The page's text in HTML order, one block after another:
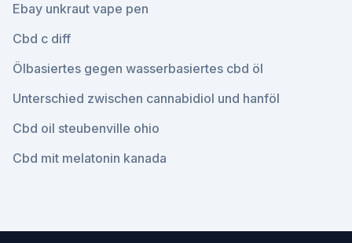
Ebay unkraut vape pen
Cbd c diff
Ölbasiertes gegen wasserbasiertes cbd öl
Unterschied zwischen cannabidiol und hanföl
Cbd oil steubenville ohio
Cbd mit melatonin kanada